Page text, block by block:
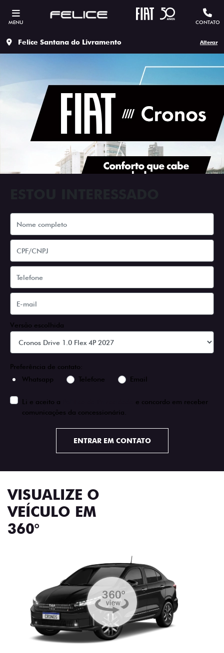
MENU CONTATO
Felice Santana do Livramento Alterar
Versão escolhida
Preferência de contato:
Whatsapp
Telefone Email
Li e aceito a
e concordo em receber
comunicações da concessionária.
ENTRAR EM CONTATO
VISUALIZE O
VEÍCULO EM
360°